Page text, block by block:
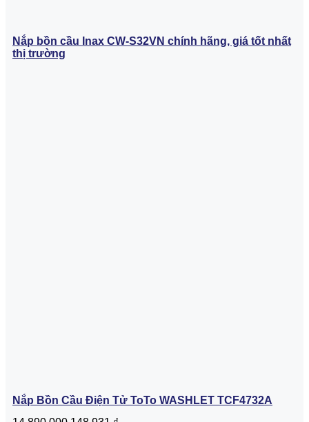
Nắp bồn cầu Inax CW-S32VN chính hãng, giá tốt nhất
thị trường
Nắp Bồn Cầu Điện Tử ToTo WASHLET TCF4732A